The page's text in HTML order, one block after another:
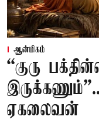
ஆன்மிகம்
“குரு
ஏகலைவன்